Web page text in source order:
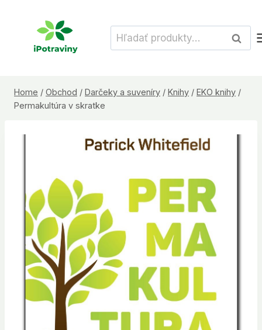
Hľadať:
Home / Obchod / Darčeky a suveníry / Knihy / EKO knihy /
Permakultúra v skratke